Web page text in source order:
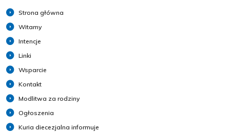
Strona główna
Witamy
Intencje
Linki
Wsparcie
Kontakt
Modlitwa za rodziny
Ogłoszenia
Kuria diecezjalna informuje